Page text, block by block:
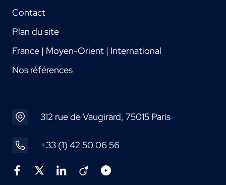
Contact
Plan du site
France | Moyen-Orient | International
Nos références
312 rue de Vaugirard, 75015 Paris
+33 (1) 42 50 06 56